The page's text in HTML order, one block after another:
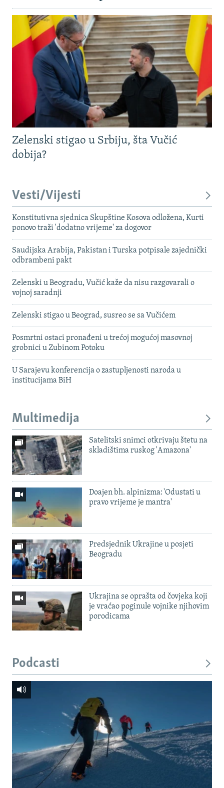
Zelenski stigao u Srbiju, šta Vučić
dobija?
Vesti/Vijesti
Konstitutivna sjednica Skupštine Kosova odložena, Kurti
ponovo traži 'dodatno vrijeme' za dogovor
Saudijska Arabija, Pakistan i Turska potpisale zajednički
odbrambeni pakt
Zelenski u Beogradu, Vučić kaže da nisu razgovarali o
vojnoj saradnji
Zelenski stigao u Beograd, susreo se sa Vučićem
Posmrtni ostaci pronađeni u trećoj mogućoj masovnoj
grobnici u Zubinom Potoku
U Sarajevu konferencija o zastupljenosti naroda u
institucijama BiH
Multimedija
Satelitski snimci otkrivaju štetu na
skladištima ruskog 'Amazona'
Doajen bh. alpinizma: 'Odustati u
pravo vrijeme je mantra'
Predsjednik Ukrajine u posjeti
Beogradu
Ukrajina se oprašta od čovjeka koji
je vraćao poginule vojnike njihovim
porodicama
Podcasti